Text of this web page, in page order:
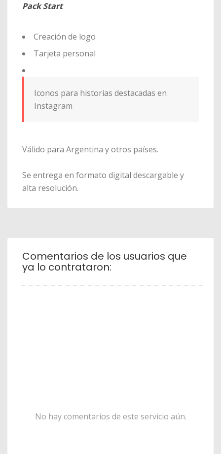
Pack Start
Creación de logo
Tarjeta personal
Iconos para historias destacadas en
Instagram
Válido para Argentina y otros países.
Se entrega en formato digital descargable y
alta resolución.
Comentarios de los usuarios que
ya lo contrataron:
No hay comentarios de este servicio aún.